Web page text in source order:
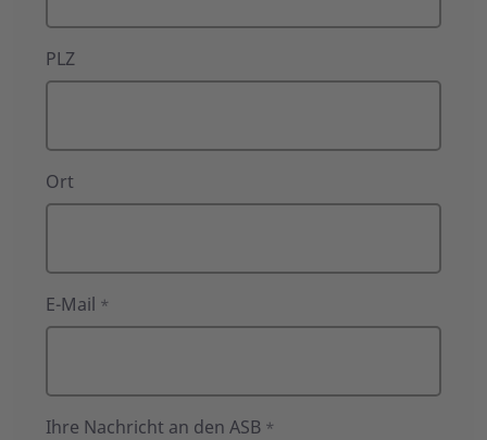
PLZ
Ort
E-Mail *
Ihre Nachricht an den ASB *